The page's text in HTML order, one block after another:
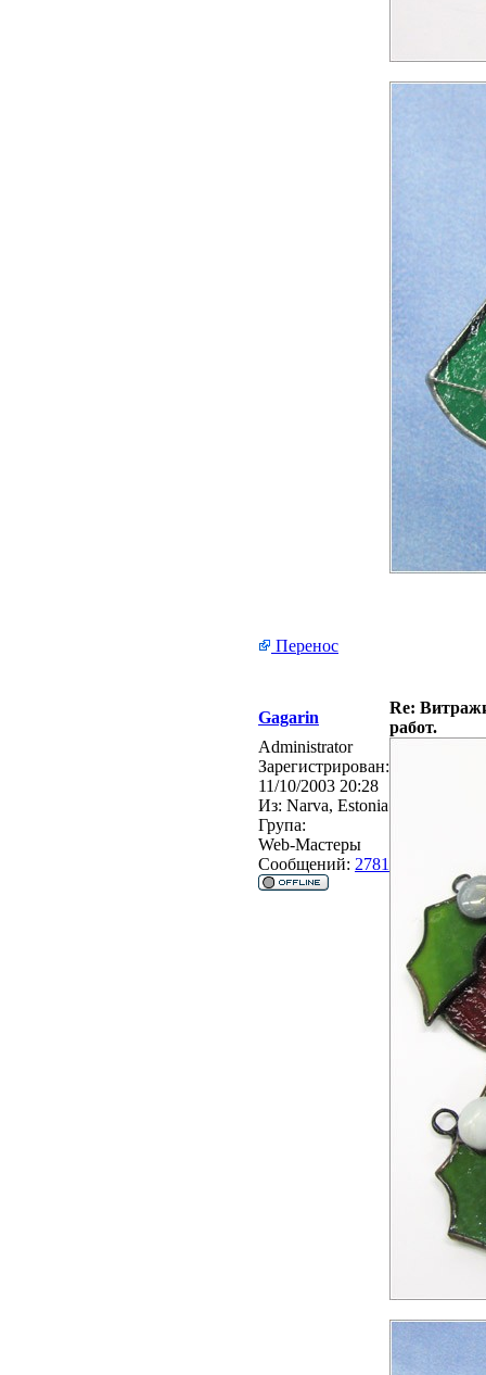
Перенос
Gagarin
Re:
работ.
Administrator
Зарегистрирован:
11/10/2003 20:28
Из: Narva, Estonia
Група:
Web-Мастеры
Сообщений: 2781